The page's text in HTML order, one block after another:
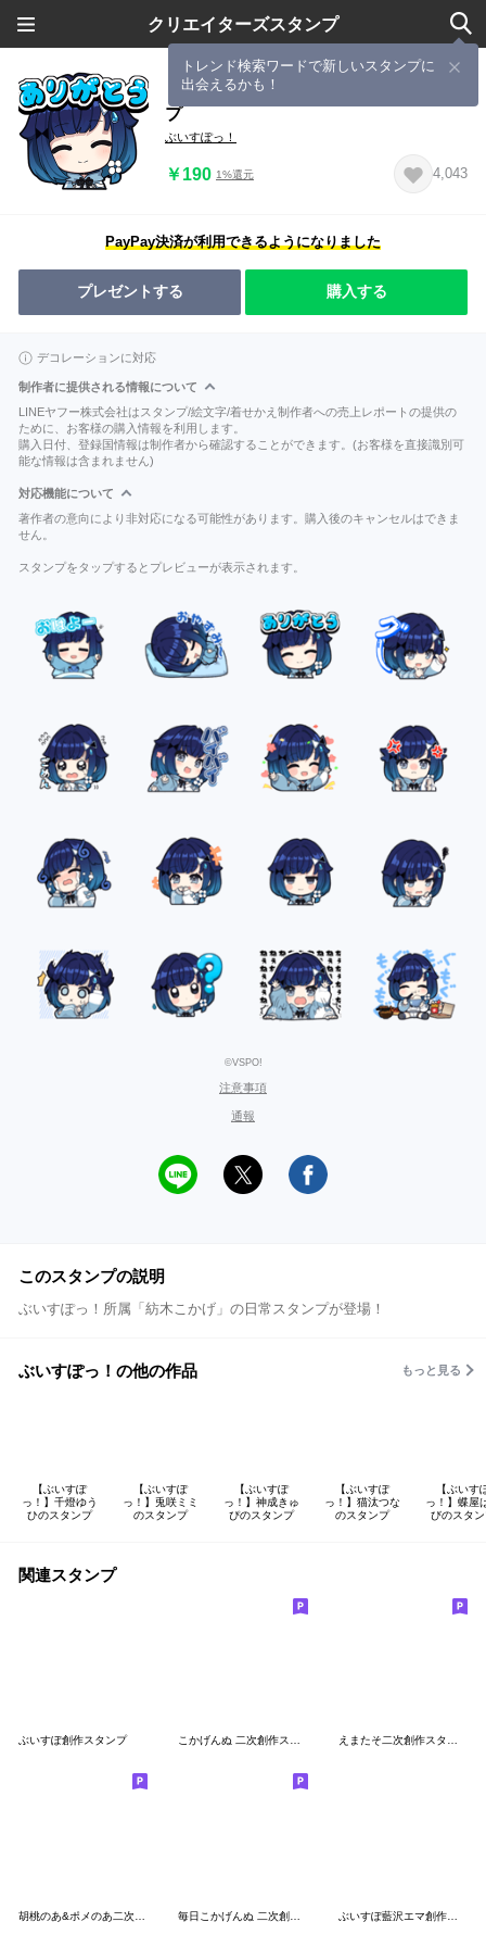
クリエイターズスタンプ
トレンド検索ワードで新しいスタンプに
出会えるかも！
【ぶいすぽっ！】紡木こかげのスタン
プ
ぶいすぽっ！
￥190 1%還元 4,043
PayPay決済が利用できるようになりました
プレゼントする 購入する
デコレーションに対応
制作者に提供される情報について
LINEヤフー株式会社はスタンプ/絵文字/着せかえ制作者への売上レポートの提供の
ために、お客様の購入情報を利用します。
購入日付、登録国情報は制作者から確認することができます。(お客様を直接識別可
能な情報は含まれません)
対応機能について
著作者の意向により非対応になる可能性があります。購入後のキャンセルはできま
せん。
スタンプをタップするとプレビューが表示されます。
©VSPO!
注意事項
通報
このスタンプの説明
ぶいすぽっ！所属「紡木こかげ」の日常スタンプが登場！
ぶいすぽっ！の他の作品 もっと見る
【ぶいすぽ
っ！】千燈ゆう
ひのスタンプ
【ぶいすぽ
っ！】兎咲ミミ
のスタンプ
【ぶいすぽ
っ！】神成きゅ
ぴのスタンプ
【ぶいすぽ
っ！】猫汰つな
のスタンプ
【ぶいす
っ！】蝶屋
びのスタ
関連スタンプ
ぶいすぽ創作スタンプ こかげんぬ 二次創作スタンプ えまたそ二次創作スタンプ
ぶいすぽ藍沢エマ創作スタンプ